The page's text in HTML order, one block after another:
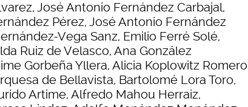
José Antonio Fernández Carbajal,
Pérez, José Antonio Fernández
Vega Sanz, Emilio Ferré Solé,
Ruiz de Velasco, Ana González
Gorbeña Yllera, Alicia Koplowitz Romero
de Bellavista, Bartolomé Lora Toro,
Artime, Alfredo Mahou Herraiz,